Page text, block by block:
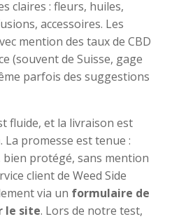
claires : fleurs, huiles,
accessoires. Les
mention des taux de CBD
(souvent de Suisse, gage
parfois des suggestions
fluide, et la livraison est
. La promesse est tenue :
bien protégé, sans mention
client de Weed Side
via un formulaire de
le site. Lors de notre test,